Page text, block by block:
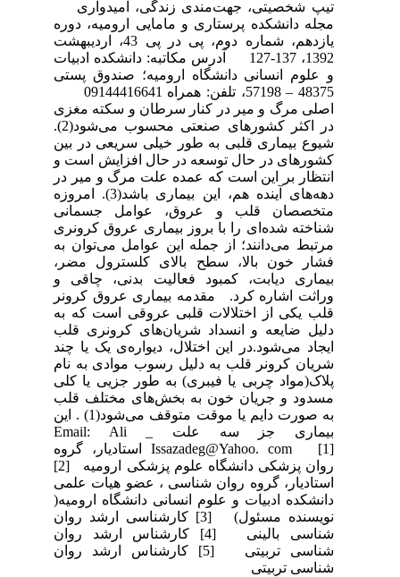
تیپ شخصیتی، جهت‌مندی زندگی، امیدواری
مجله دانشکده پرستاری و مامایی ارومیه، دوره
یازدهم، شماره دوم، پی در پی 43، اردیبهشت
1392، 137-127 آدرس مکاتبه: دانشکده ادبیات
و علوم انسانی دانشگاه ارومیه؛ صندوق پستی
48375 – 57198، تلفن: همراه 09144416641
اصلی مرگ و میر در کنار سرطان و سکته مغزی
در اکثر کشورهای صنعتی محسوب می‌شود(2).
شیوع بیماری قلبی به طور خیلی سریعی در بین
کشورهای در حال توسعه در حال افزایش است و
انتظار بر این است که عمده علت مرگ و میر در
دهه‌های آینده هم، این بیماری باشد(3). امروزه
متخصصان قلب و عروق، عوامل جسمانی
شناخته شده‌ای را با بروز بیماری عروق کرونری
مرتبط می‌دانند؛ از جمله این عوامل می‌توان به
فشار خون بالا، سطح بالای کلسترول مضر،
بیماری دیابت، کمبود فعالیت بدنی، چاقی و
وراثت اشاره کرد. مقدمه بیماری عروق کرونر
قلب یکی از اختلالات قلبی عروقی است که به
دلیل ضایعه و انسداد شریان‌های کرونری قلب
ایجاد می‌شود.در این اختلال، دیواره‌ی یک یا چند
شریان کرونر قلب به دلیل رسوب موادی به نام
پلاک(مواد چربی یا فیبری) به طور جزیی یا کلی
مسدود و جریان خون به بخش‌های مختلف قلب
به صورت دایم یا موقت متوقف می‌شود(1) . این
بیماری جز سه علت Email: Ali _
Issazadeg@Yahoo. com [1] استادیار، گروه
روان پزشکی دانشگاه علوم پزشکی ارومیه [2]
استادیار، گروه روان شناسی ، عضو هیات علمی
دانشکده ادبیات و علوم انسانی دانشگاه ارومیه(
نویسنده مسئول) [3] کارشناسی ارشد روان
شناسی بالینی [4] کارشناس ارشد روان
شناسی تربیتی [5] کارشناس ارشد روان
شناسی تربیتی